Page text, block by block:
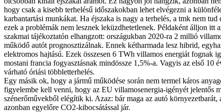
hogy csak a kisebb terhelésű időszakokban lehet elvégezni a
karbantartási munkákat. Ha éjszaka is nagy a terhelés, a tmk nem
ezek a problémák nem lesznek leküzdhetetlenek. Példaként álljon itt
szakmai tájékoztatón elhangzott: országukban 2020-ra 2 millió
működő autót prognosztizálnak. Ennek kétharmada lesz hibrid,
elektromos hajtású. Ezek összesen 6 TWh villamos energiát fognak
mostani francia fogyasztásnak mindössze 1,5%-a. Vagyis az első 10
várható óriási többletterhelés.
Egy másik ok, hogy a jármű működése során nem termel káros
figyelembe kell venni, hogy az EU villamosenergia-igényét je­lentős
szénerőművekből elégítik ki. Azaz: bár maga az autó környezetbarát,
azonban egyelőre CO2-kibocsátással jár.